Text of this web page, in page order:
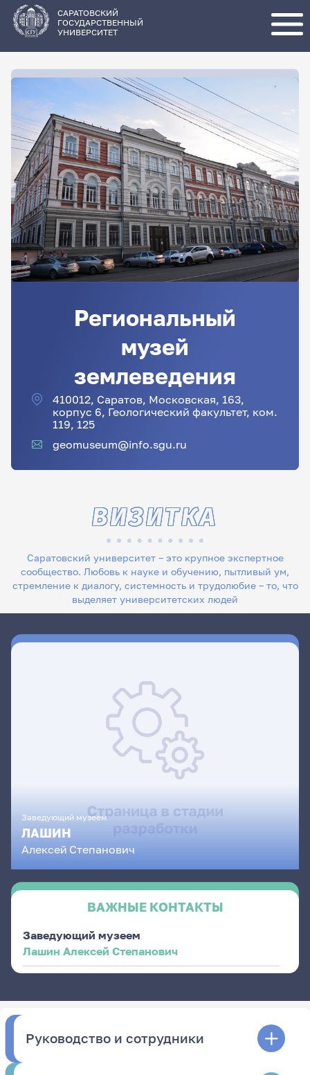
основному
содержанию
САРАТОВСКИЙ
ГОСУДАРСТВЕННЫЙ
УНИВЕРСИТЕТ
Региональный
музей
землеведения
410012, Саратов, Московская, 163,
корпус 6, Геологический факультет, ком.
119, 125
geomuseum@info.sgu.ru
Саратовский университет – это крупное экспертное
сообщество. Любовь к науке и обучению, пытливый ум,
стремление к диалогу, системность и трудолюбие – то, что
выделяет университетских людей
ВИЗИТКА
Заведующий музеем
ЛАШИН
Алексей Степанович
ВАЖНЫЕ КОНТАКТЫ
Заведующий музеем
Лашин Алексей Степанович
Руководство и сотрудники